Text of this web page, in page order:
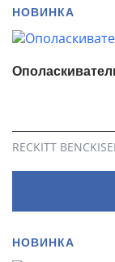
НОВИНКА
RECKITT
НОВИНКА